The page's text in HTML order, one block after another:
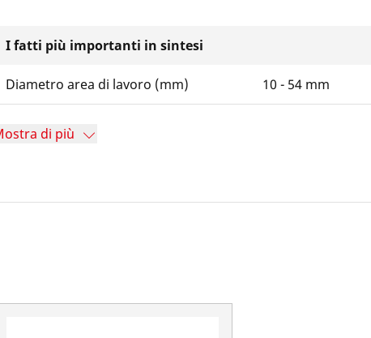
I fatti più importanti in sintesi
Diametro area di lavoro (mm) 10 - 54 mm
di più